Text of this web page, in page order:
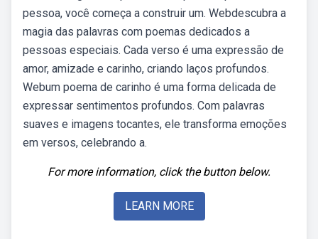
pessoa, você começa a construir um. Webdescubra a
magia das palavras com poemas dedicados a
pessoas especiais. Cada verso é uma expressão de
amor, amizade e carinho, criando laços profundos.
Webum poema de carinho é uma forma delicada de
expressar sentimentos profundos. Com palavras
suaves e imagens tocantes, ele transforma emoções
em versos, celebrando a.
For more information, click the button below.
LEARN MORE